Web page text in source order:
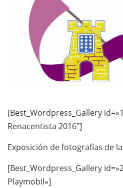
[Best_Wordpress_Gallery
Renacentista 2016″]
Exposición de fotografías de
[Best_Wordpress_Gallery
Playmobil»]